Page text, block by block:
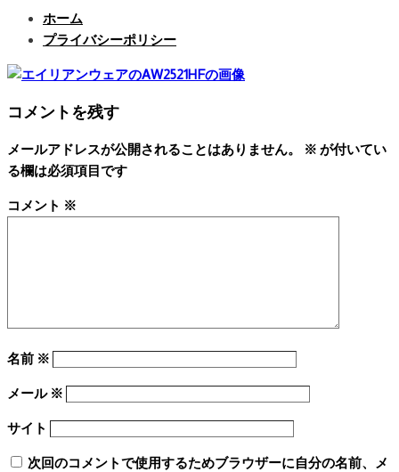
ホーム
プライバシーポリシー
コメントを残す
メールアドレスが公開されることはありません。 ※ が付いてい
る欄は必須項目です
コメント ※
名前 ※
メール ※
サイト
次回のコメントで使用するためブラウザーに自分の名前、メ